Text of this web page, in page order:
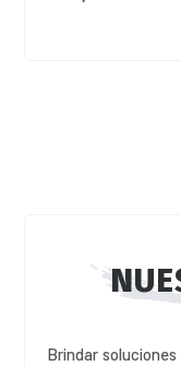
Brindar